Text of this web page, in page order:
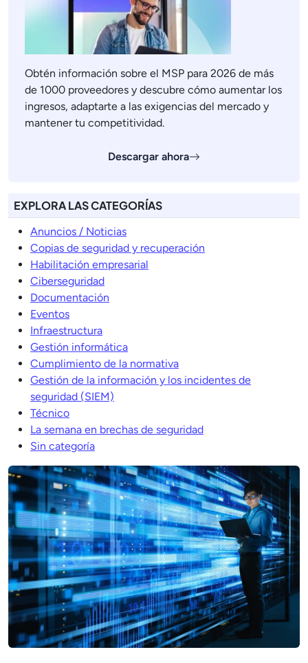
Obtén información sobre el MSP para 2026 de más
de 1000 proveedores y descubre cómo aumentar los
ingresos, adaptarte a las exigencias del mercado y
mantener tu competitividad.
Descargar ahora
EXPLORA LAS CATEGORÍAS
Anuncios / Noticias
Copias de seguridad y recuperación
Habilitación empresarial
Ciberseguridad
Documentación
Eventos
Infraestructura
Gestión informática
Cumplimiento de la normativa
Gestión de la información y los incidentes de
seguridad (SIEM)
Técnico
La semana en brechas de seguridad
Sin categoría